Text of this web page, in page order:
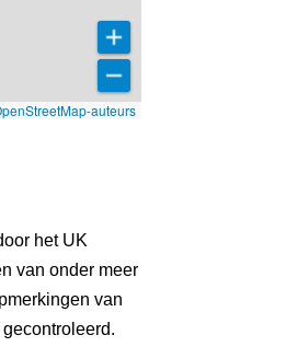
auteurs
het UK
van onder meer
van